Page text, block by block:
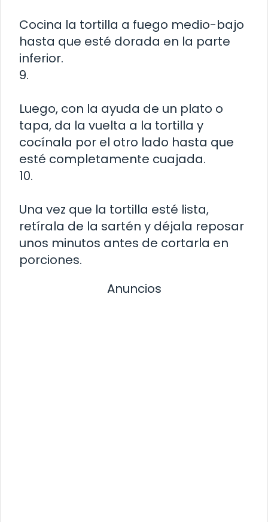
Cocina la tortilla a fuego medio-bajo
hasta que esté dorada en la parte
inferior.
9.
Luego, con la ayuda de un plato o
tapa, da la vuelta a la tortilla y
cocínala por el otro lado hasta que
esté completamente cuajada.
10.
Una vez que la tortilla esté lista,
retírala de la sartén y déjala reposar
unos minutos antes de cortarla en
porciones.
Anuncios